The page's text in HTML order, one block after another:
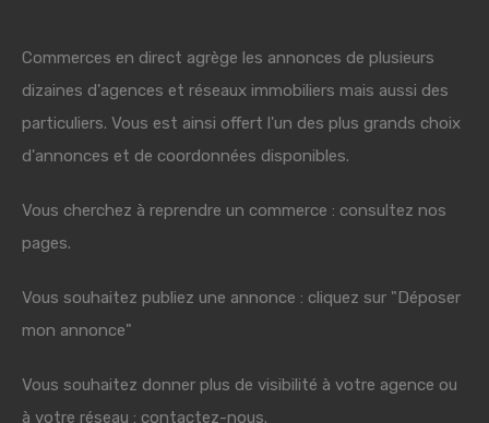
Commerces en direct agrège les annonces de plusieurs
dizaines d'agences et réseaux immobiliers mais aussi des
particuliers. Vous est ainsi offert l'un des plus grands choix
d'annonces et de coordonnées disponibles.
Vous cherchez à reprendre un commerce : consultez nos
pages.
Vous souhaitez publiez une annonce : cliquez sur "Déposer
mon annonce"
Vous souhaitez donner plus de visibilité à votre agence ou
à votre réseau : contactez-nous.